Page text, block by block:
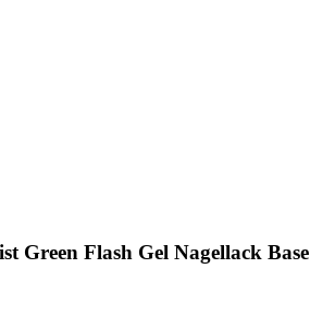
Green Flash Gel Nagellack